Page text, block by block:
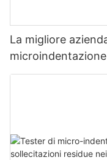
La migliore
misurazione della